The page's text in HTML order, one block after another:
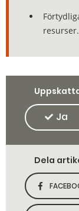
resurser.
Ja
Dela